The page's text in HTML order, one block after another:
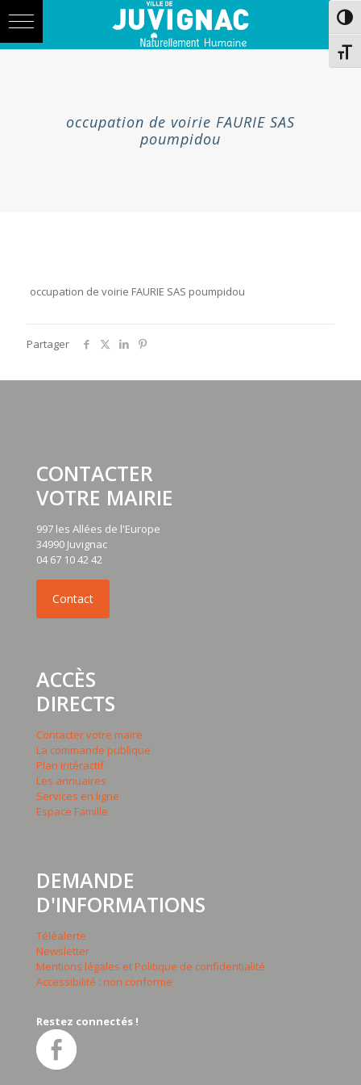
navigation
occupation de voirie FAURIE SAS
poumpidou
occupation de voirie FAURIE SAS poumpidou
Partager
CONTACTER
VOTRE MAIRIE
997 les Allées de l'Europe
34990 Juvignac
04 67 10 42 42
ACCÈS
DIRECTS
Contacter votre maire
La commande publique
Plan intéractif
Les annuaires
Services en ligne
Espace Famille
DEMANDE
D'INFORMATIONS
Téléalerte
Newsletter
Mentions légales et Politique de confidentialité
Accessibilité : non conforme
Restez connectés !